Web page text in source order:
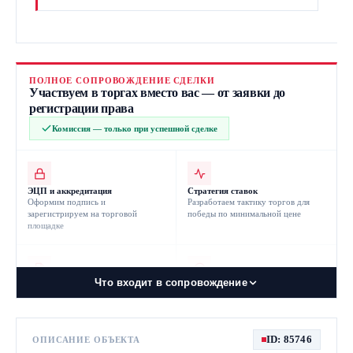
ПОЛНОЕ СОПРОВОЖДЕНИЕ СДЕЛКИ
Участвуем в торгах вместо вас — от заявки до
регистрации права
Комиссия — только при успешной сделке
ЭЦП и аккредитация
Оформим подпись и
зарегистрируем на торговой
площадке
Стратегия ставок
Разработаем тактику торгов для
победы по минимальной цене
Юридическая проверка
Проверим лот на риски до подачи
Защита в ФАС и АС
Отстаиваем права участника при
Что входит в сопровождение
ОПИСАНИЕ ОБЪЕКТА ID: 85746